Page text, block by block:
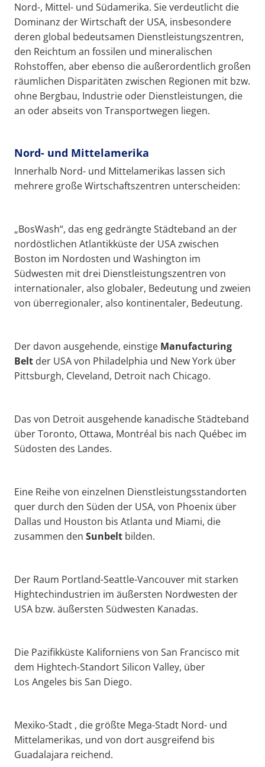
Nord-, Mittel- und Südamerika. Sie verdeutlicht die
Dominanz der Wirtschaft der USA, insbesondere
deren global bedeutsamen Dienstleistungszentren,
den Reichtum an fossilen und mineralischen
Rohstoffen, aber ebenso die außerordentlich großen
räumlichen Disparitäten zwischen Regionen mit bzw.
ohne Bergbau, Industrie oder Dienstleistungen, die
an oder abseits von Transportwegen liegen.
Nord- und Mittelamerika
Innerhalb Nord- und Mittelamerikas lassen sich
mehrere große Wirtschaftszentren unterscheiden:
„BosWash“, das eng gedrängte Städteband an der
nordöstlichen Atlantikküste der USA zwischen
Boston im Nordosten und Washington im
Südwesten mit drei Dienstleistungszentren von
internationaler, also globaler, Bedeutung und zweien
von überregionaler, also kontinentaler, Bedeutung.
Der davon ausgehende, einstige Manufacturing
Belt der USA von Philadelphia und New York über
Pittsburgh, Cleveland, Detroit nach Chicago.
Das von Detroit ausgehende kanadische Städteband
über Toronto, Ottawa, Montréal bis nach Québec im
Südosten des Landes.
Eine Reihe von einzelnen Dienstleistungsstandorten
quer durch den Süden der USA, von Phoenix über
Dallas und Houston bis Atlanta und Miami, die
zusammen den Sunbelt bilden.
Der Raum Portland-Seattle-Vancouver mit starken
Hightechindustrien im äußersten Nordwesten der
USA bzw. äußersten Südwesten Kanadas.
Die Pazifikküste Kaliforniens von San Francisco mit
dem Hightech-Standort Silicon Valley, über
Los Angeles bis San Diego.
Mexiko-Stadt , die größte Mega-Stadt Nord- und
Mittelamerikas, und von dort ausgreifend bis
Guadalajara reichend.